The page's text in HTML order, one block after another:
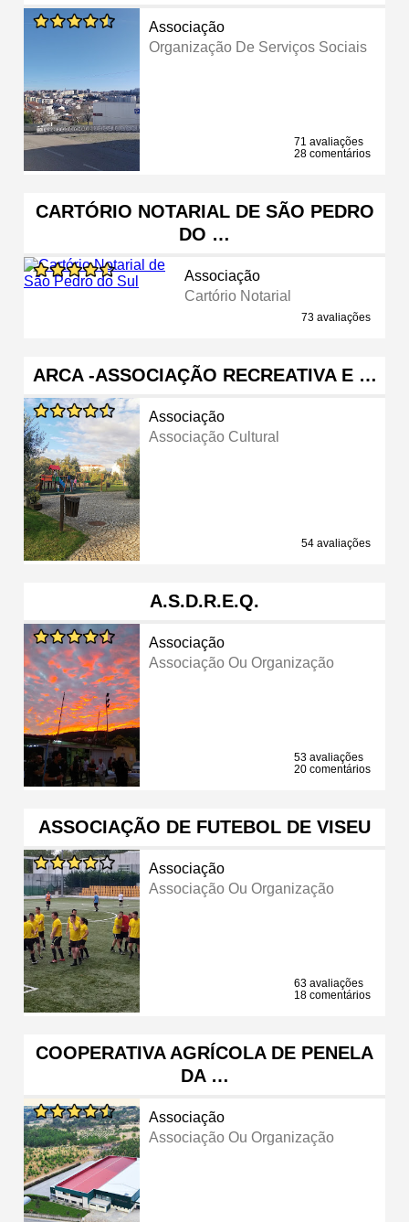
Associação
Organização De Serviços Sociais
71 avaliações
28 comentários
CARTÓRIO NOTARIAL DE SÃO PEDRO
DO …
Associação
Cartório Notarial
73 avaliações
ARCA -ASSOCIAÇÃO RECREATIVA E …
Associação
Associação Cultural
54 avaliações
A.S.D.R.E.Q.
Associação
Associação Ou Organização
53 avaliações
20 comentários
ASSOCIAÇÃO DE FUTEBOL DE VISEU
Associação
Associação Ou Organização
63 avaliações
18 comentários
COOPERATIVA AGRÍCOLA DE PENELA
DA …
Associação
Associação Ou Organização